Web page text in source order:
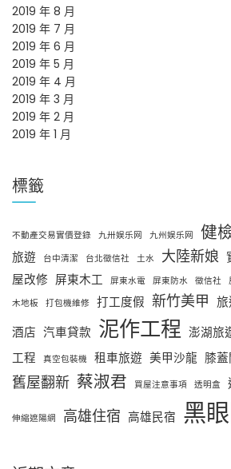
2019 年 8 月
2019 年 7 月
2019 年 6 月
2019 年 5 月
2019 年 4 月
2019 年 3 月
2019 年 2 月
2019 年 1 月
標籤
不動產交易實價登錄 九卅娱乐网 九州娱乐网 健
旅遊
台中清潔 台北徵信社 土水 大陸新娘
屋改修 屏東木工 屏東水電 屏東防水 徵信社
木地板
打包機維修 打工度假 新竹美甲
酒店 汽車貸款 泥作工程 澎湖旅
工程
真空包裝機 租車旅遊 美甲沙龍 膝
舊屋翻新 蔡淑君 買屋注意事項 透明盒
伸縮遮陽網 高雄住宿 高雄民宿 黑